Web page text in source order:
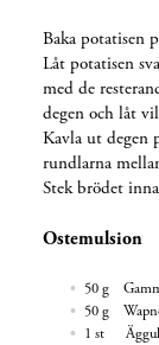
Baka potatisen
Låt potatisen
med de
degen och låt
Kavla ut degen
rundlarna
Stek brödet
Ostemulsion
50 g
50 g
1 st